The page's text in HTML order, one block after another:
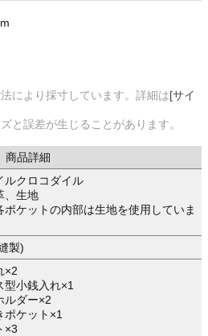
により採寸しています。詳細は[サイ
と誤差が生じることがあります。
商品詳細
ルクロコダイル
、生地
ケットの内部は生地を使用していま
製)
×2
型小銭入れ×1
ルダー×2
ポケット×1
×3